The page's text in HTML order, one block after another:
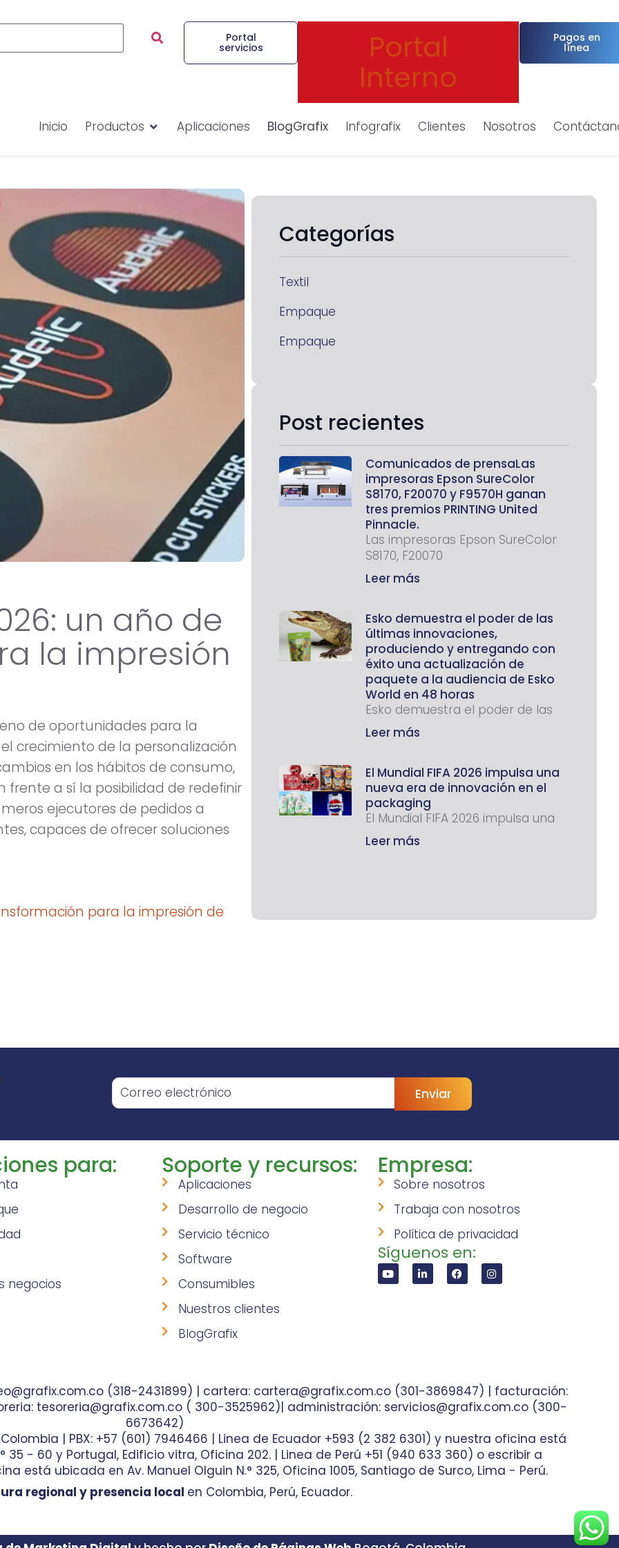
Portal
servicios Portal
Interno
Pagos en
línea
Inicio Productos Aplicaciones BlogGrafix Infografix Clientes Nosotros
un año de
la impresión
de oportunidades para la
crecimiento de la personalización
en los hábitos de consumo,
frente a sí la posibilidad de redefinir
ejecutores de pedidos a
capaces de ofrecer soluciones
para la impresión de
Categorías
Textil
Empaque
Empaque
Post recientes
Comunicados de prensaLas
impresoras Epson SureColor
S8170, F20070 y F9570H ganan
tres premios PRINTING United
Pinnacle.
Las impresoras Epson SureColor
S8170, F20070
Leer más
Esko demuestra el poder de las
últimas innovaciones,
produciendo y entregando con
éxito una actualización de
paquete a la audiencia de Esko
World en 48 horas
Esko demuestra el poder de las
Leer más
El Mundial FIFA 2026 impulsa una
nueva era de innovación en el
packaging
El Mundial FIFA 2026 impulsa una
Leer más
Enviar
para:
negocios
Soporte y recursos:
Aplicaciones
Desarrollo de negocio
Servicio técnico
Software
Consumibles
Nuestros clientes
BlogGrafix
Empresa:
Sobre nosotros
Trabaja con nosotros
Política de privacidad
Síguenos en:
(318-2431899) | cartera: cartera@grafix.com.co (301-3869847) | facturación:
tesoreria@grafix.com.co ( 300-3525962)| administración: servicios@grafix.com.co (300-
6673642)
| PBX: +57 (601) 7946466 | Linea de Ecuador +593 (2 382 6301) y nuestra oficina está
35 - 60 y Portugal, Edificio vitra, Oficina 202. | Linea de Perú +51 (940 633 360) o escribir a
está ubicada en Av. Manuel Olguin N.° 325, Oficina 1005, Santiago de Surco, Lima - Perú.
regional y presencia local en Colombia, Perú, Ecuador.